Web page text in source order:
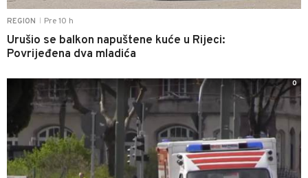
REGION Pre 10 h
Urušio se balkon napuštene kuće u Rijeci:
Povrijeđena dva mladića
0